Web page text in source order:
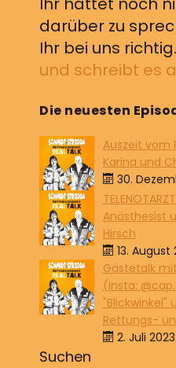
darüber zu
Ihr bei uns richtig.
und schreibt es
Die neuesten
Auszeit vom
Karina und
30.
Anästhesist
Hirsch
13. August
Gästetalk
(Insta:
"Blickwinkel"
Rettungs-
2. Juli 2023
Suchen